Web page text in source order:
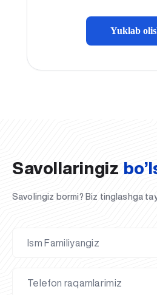
Yuklab
Savollaringiz
Savolingiz bormi? Biz tinglashga